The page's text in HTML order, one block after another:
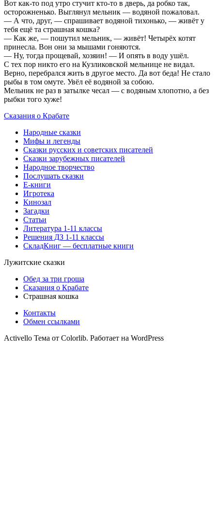
Вот как-то под утро стучит кто-то в дверь, да робко так,
осторожненько. Выглянул мельник — водяной пожаловал.
— А что, друг, — спрашивает водяной тихонько, — живёт у
тебя ещё та страшная кошка?
— Как же, — пошутил мельник, — живёт! Четырёх котят
принесла. Вон они за мышами гоняются.
— Ну, тогда прощевай, хозяин! — И опять в воду ушёл.
С тех пор никто его на Кузликовской мельнице не видал.
Верно, перебрался жить в другое место. Да вот беда! Не стало
рыбы в том омуте. Увёл её водяной за собою.
Мельник не раз в затылке чесал — с водяным хлопотно, а без
рыбки того хуже!
Сказания о Крабате
Народные сказки
Мифы и легенды
Сказки русских и советских писателей
Сказки зарубежных писателей
Народное творчество
Послушать сказки
Е-книги
Игротека
Кинозал
Загадки
Статьи
Литература 1-11 классы
Решения ДЗ 1-11 классы
СкладКниг — бесплатные книги
Лужитские сказки
Обед за три гроша
Сказания о Крабате
Страшная кошка
Контакты
Обмен ссылками
Activello Тема от Colorlib. Работает на WordPress